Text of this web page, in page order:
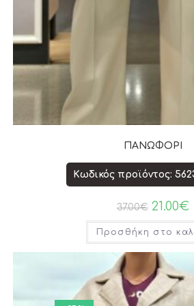
ΠΑΝΩΦΟΡΙ
Κωδικός προϊόντος:
37.00€ 21.00€
Προσθήκη στο